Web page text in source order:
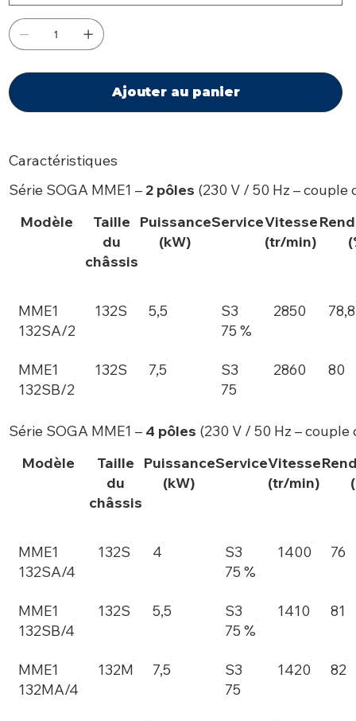
Ajouter au panier
Caractéristiques
Série SOGA MME1 – 2 pôles (230 V / 50 Hz – couple
Modèle
Taille
du
châssis
Puissance
(kW)
ServiceVitesse
(tr/min)
MME1
132SA/2
132S 5,5
S3
75 %
2850 78,8
MME1
132SB/2
132S 7,5
S3
75
2860 80
Série SOGA MME1 – 4 pôles (230 V / 50 Hz –
Modèle
Taille
du
châssis
Puissance
(kW)
ServiceVitesse
(tr/min)
MME1
132SA/4
132S 4
S3
75 %
1400 76
MME1
132SB/4
132S 5,5
S3
75 %
1410 81
MME1
132MA/4
132M 7,5
S3
75
1420 82